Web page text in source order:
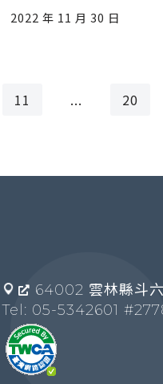
2022 年 11 月 30 日
11 ... 20
64002 雲林縣斗
Tel: 05-5342601